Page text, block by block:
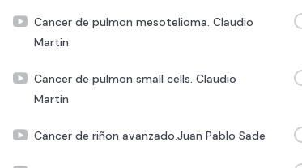
Cancer de pulmon mesotelioma. Claudio
Martin
Cancer de pulmon small cells. Claudio
Martin
Cancer de riñon avanzado.Juan Pablo Sade